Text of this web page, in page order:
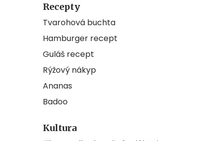
Recepty
Tvarohová buchta
Hamburger recept
Guláš recept
Rýžový nákyp
Ananas
Badoo
Kultura